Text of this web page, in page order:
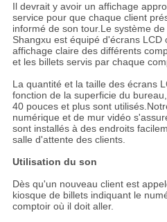
Il devrait y avoir un affichage
service pour que chaque client
informé de son tour.Le système
Shangxu est équipé d'écrans LCD
affichage claire des différents
et les billets servis par chaque
La quantité et la taille des écrans
fonction de la superficie du
40 pouces et plus sont
numérique et de mur vidéo
sont installés à des endroits
salle d'attente des clients.
Utilisation du son
Dès qu'un nouveau client est
kiosque de billets indiquant le
comptoir où il doit aller.